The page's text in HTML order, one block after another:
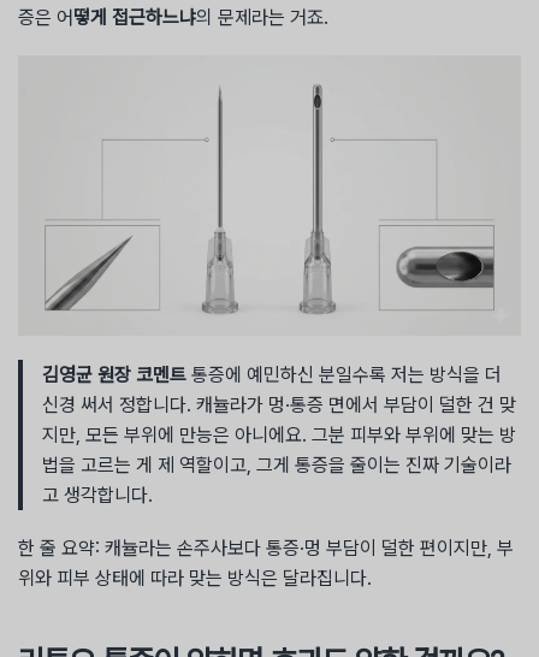
증은 어떻게 접근하느냐의 문제라는 거죠.
김영균 원장 코멘트 통증에 예민하신 분일수록 저는 방식을 더
신경 써서 정합니다. 캐뉼라가 멍·통증 면에서 부담이 덜한 건 맞
지만, 모든 부위에 만능은 아니에요. 그분 피부와 부위에 맞는 방
법을 고르는 게 제 역할이고, 그게 통증을 줄이는 진짜 기술이라
고 생각합니다.
한 줄 요약: 캐뉼라는 손주사보다 통증·멍 부담이 덜한 편이지만, 부
위와 피부 상태에 따라 맞는 방식은 달라집니다.